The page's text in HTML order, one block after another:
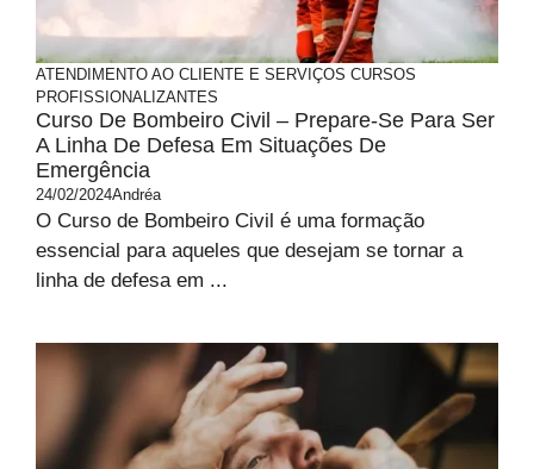
ATENDIMENTO AO CLIENTE E SERVIÇOS CURSOS
PROFISSIONALIZANTES
Curso De Bombeiro Civil – Prepare-Se Para Ser
A Linha De Defesa Em Situações De
Emergência
24/02/2024Andréa
O Curso de Bombeiro Civil é uma formação
essencial para aqueles que desejam se tornar a
linha de defesa em ...